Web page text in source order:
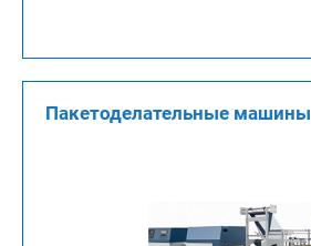
Пакетоделательные машины